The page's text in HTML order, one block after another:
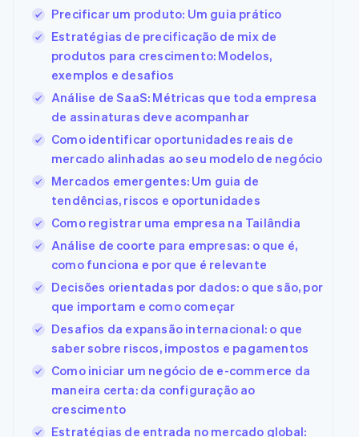
Precificar um produto: Um guia prático
Estratégias de precificação de mix de
produtos para crescimento: Modelos,
exemplos e desafios
Análise de SaaS: Métricas que toda empresa
de assinaturas deve acompanhar
Como identificar oportunidades reais de
mercado alinhadas ao seu modelo de negócio
Mercados emergentes: Um guia de
tendências, riscos e oportunidades
Como registrar uma empresa na Tailândia
Análise de coorte para empresas: o que é,
como funciona e por que é relevante
Decisões orientadas por dados: o que são, por
que importam e como começar
Desafios da expansão internacional: o que
saber sobre riscos, impostos e pagamentos
Como iniciar um negócio de e-commerce da
maneira certa: da configuração ao
crescimento
Estratégias de entrada no mercado global: